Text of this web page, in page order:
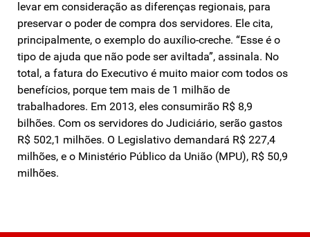
levar em consideração as diferenças regionais, para
preservar o poder de compra dos servidores. Ele cita,
principalmente, o exemplo do auxílio-creche. “Esse é o
tipo de ajuda que não pode ser aviltada”, assinala. No
total, a fatura do Executivo é muito maior com todos os
benefícios, porque tem mais de 1 milhão de
trabalhadores. Em 2013, eles consumirão R$ 8,9
bilhões. Com os servidores do Judiciário, serão gastos
R$ 502,1 milhões. O Legislativo demandará R$ 227,4
milhões, e o Ministério Público da União (MPU), R$ 50,9
milhões.